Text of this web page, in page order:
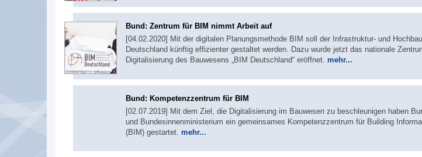
Bund: Zentrum für BIM nimmt Arbeit auf
[04.02.2020] Mit der digitalen Planungsmethode BIM soll der Infrastruktur- und
Deutschland künftig effizienter gestaltet werden. Dazu wurde jetzt das nationale
Digitalisierung des Bauwesens „BIM Deutschland“ eröffnet. mehr...
Bund: Kompetenzzentrum für BIM
[02.07.2019] Mit dem Ziel, die Digitalisierung im Bauwesen zu beschleunigen haben
und Bundesinnenministerium ein gemeinsames Kompetenzzentrum für Building
(BIM) gestartet. mehr...